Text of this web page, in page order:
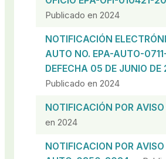
Publicado en 2024
NOTIFICACIÓN
AUTO NO. EPA-AUTO-
DEFECHA 05 DE JUNIO
Publicado en 2024
NOTIFICACIÓN POR AVISO
en 2024
NOTIFICACION POR AVISO